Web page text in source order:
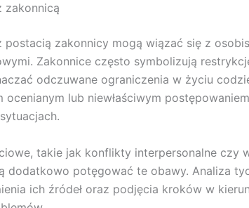
zakonnicą
postacią zakonnicy mogą wiązać się z
Zakonnice często symbolizują
odczuwane ograniczenia w życiu
ocenianym lub niewłaściwym
takie jak konflikty interpersonalne czy
dodatkowo potęgować te obawy. Analiza
ich źródeł oraz podjęcia kroków w